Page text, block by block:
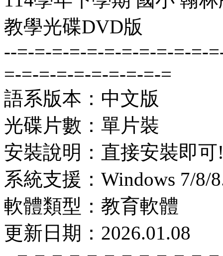
教學光碟DVD版
--=-=-=-=-=-=-=-=-=-=-=-
=-=-=-=-=-=-=-=-=-=
語系版本：中文版
光碟片數：單片裝
安裝說明：直接安裝即可
系統支援：Windows 7/8/
軟體類型：教育軟體
更新日期：2026.01.08